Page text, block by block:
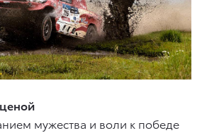
мужества и воли к победе